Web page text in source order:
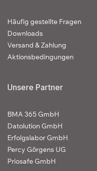
Häufig gestellte Fragen
Downloads
Versand & Zahlung
Aktionsbedingungen
Unsere Partner
BMA 365 GmbH
Datolution GmbH
Erfolgslabor GmbH
Percy Görgens UG
Priosafe GmbH